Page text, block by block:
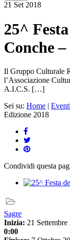
21 Set 2018
25^
Conche
Il Gruppo Culturale
l’Associazione
A.I.C.S. […]
Sei su: Home |
Edizione 2018
Condividi questa
Sagre
Inizia: 21 Settembre
0:00